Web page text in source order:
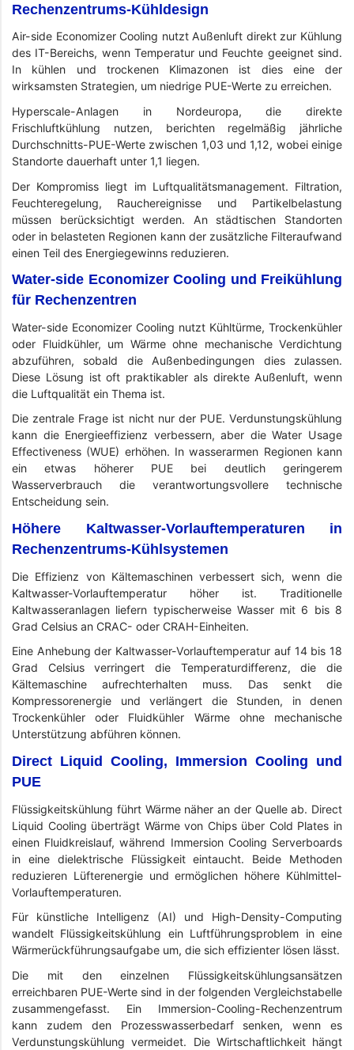
Rechenzentrums-Kühldesign
Air-side Economizer Cooling nutzt Außenluft direkt zur Kühlung
des IT-Bereichs, wenn Temperatur und Feuchte geeignet sind.
In kühlen und trockenen Klimazonen ist dies eine der
wirksamsten Strategien, um niedrige PUE-Werte zu erreichen.
Hyperscale-Anlagen in Nordeuropa, die direkte
Frischluftkühlung nutzen, berichten regelmäßig jährliche
Durchschnitts-PUE-Werte zwischen 1,03 und 1,12, wobei einige
Standorte dauerhaft unter 1,1 liegen.
Der Kompromiss liegt im Luftqualitätsmanagement. Filtration,
Feuchteregelung, Rauchereignisse und Partikelbelastung
müssen berücksichtigt werden. An städtischen Standorten
oder in belasteten Regionen kann der zusätzliche Filteraufwand
einen Teil des Energiegewinns reduzieren.
Water-side Economizer Cooling und Freikühlung
für Rechenzentren
Water-side Economizer Cooling nutzt Kühltürme, Trockenkühler
oder Fluidkühler, um Wärme ohne mechanische Verdichtung
abzuführen, sobald die Außenbedingungen dies zulassen.
Diese Lösung ist oft praktikabler als direkte Außenluft, wenn
die Luftqualität ein Thema ist.
Die zentrale Frage ist nicht nur der PUE. Verdunstungskühlung
kann die Energieeffizienz verbessern, aber die Water Usage
Effectiveness (WUE) erhöhen. In wasserarmen Regionen kann
ein etwas höherer PUE bei deutlich geringerem
Wasserverbrauch die verantwortungsvollere technische
Entscheidung sein.
Höhere Kaltwasser-Vorlauftemperaturen in
Rechenzentrums-Kühlsystemen
Die Effizienz von Kältemaschinen verbessert sich, wenn die
Kaltwasser-Vorlauftemperatur höher ist. Traditionelle
Kaltwasseranlagen liefern typischerweise Wasser mit 6 bis 8
Grad Celsius an CRAC- oder CRAH-Einheiten.
Eine Anhebung der Kaltwasser-Vorlauftemperatur auf 14 bis 18
Grad Celsius verringert die Temperaturdifferenz, die die
Kältemaschine aufrechterhalten muss. Das senkt die
Kompressorenergie und verlängert die Stunden, in denen
Trockenkühler oder Fluidkühler Wärme ohne mechanische
Unterstützung abführen können.
Direct Liquid Cooling, Immersion Cooling und
PUE
Flüssigkeitskühlung führt Wärme näher an der Quelle ab. Direct
Liquid Cooling überträgt Wärme von Chips über Cold Plates in
einen Fluidkreislauf, während Immersion Cooling Serverboards
in eine dielektrische Flüssigkeit eintaucht. Beide Methoden
reduzieren Lüfterenergie und ermöglichen höhere Kühlmittel-
Vorlauftemperaturen.
Für künstliche Intelligenz (AI) und High-Density-Computing
wandelt Flüssigkeitskühlung ein Luftführungsproblem in eine
Wärmerückführungsaufgabe um, die sich effizienter lösen lässt.
Die mit den einzelnen Flüssigkeitskühlungsansätzen
erreichbaren PUE-Werte sind in der folgenden Vergleichstabelle
zusammengefasst. Ein Immersion-Cooling-Rechenzentrum
kann zudem den Prozesswasserbedarf senken, wenn es
Verdunstungskühlung vermeidet. Die Wirtschaftlichkeit hängt